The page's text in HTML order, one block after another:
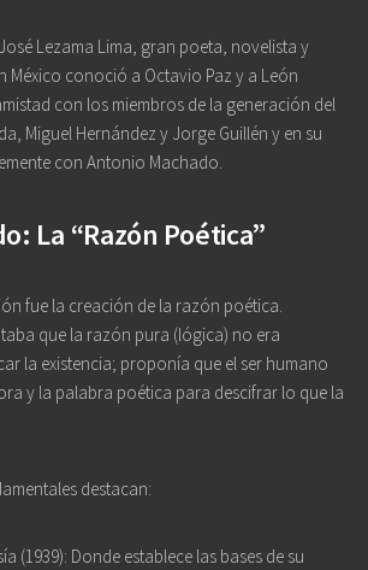
Lezama Lima, gran poeta, novelista y
México conoció a Octavio Paz y a León
con los miembros de la generación del
Miguel Hernández y Jorge Guillén y en su
con Antonio Machado.
La “Razón Poética”
fue la creación de la razón poética.
que la razón pura (lógica) no era
la existencia; proponía que el ser humano
y la palabra poética para descifrar lo que la
destacan:
(1939): Donde establece las bases de su